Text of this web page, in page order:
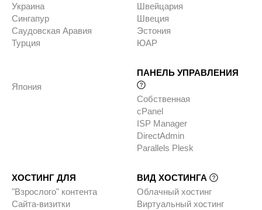
Украина
Сингапур
Саудовская Аравия
Турция
Швейцария
Швеция
Эстония
ЮАР
Япония
ПАНЕЛЬ УПРАВЛЕНИЯ
Собственная
cPanel
ISP Manager
DirectAdmin
Parallels Plesk
ХОСТИНГ ДЛЯ
"Взрослого" контента
Сайта-визитки
ВИД ХОСТИНГА
Облачный хостинг
Виртуальный хостинг